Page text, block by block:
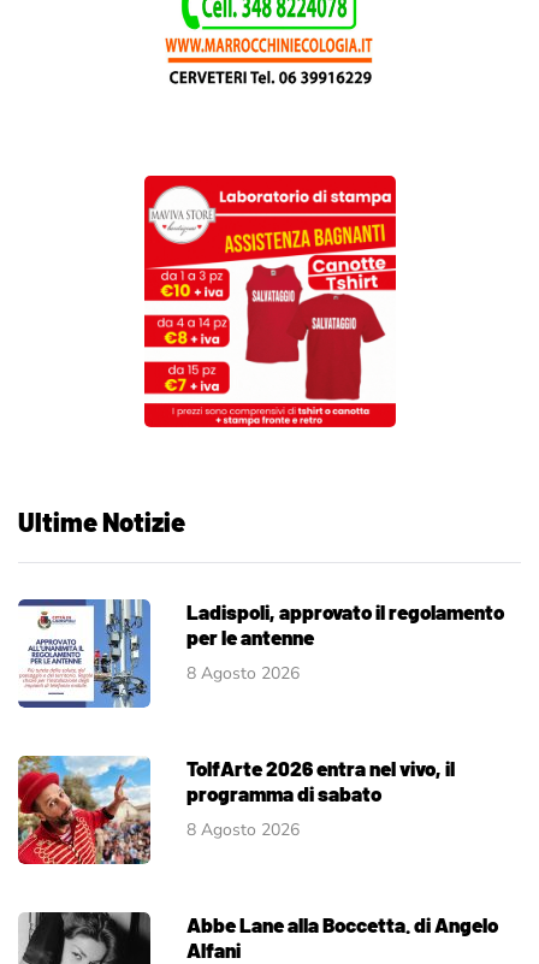
Ultime Notizie
Ladispoli, approvato il regolamento
per le antenne
8 Agosto 2026
TolfArte 2026 entra nel vivo, il
programma di sabato
8 Agosto 2026
Abbe Lane alla Boccetta. di Angelo
Alfani